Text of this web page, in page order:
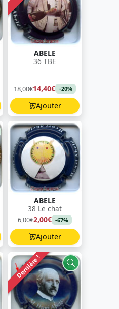
ABELE
36 TBE
18,00€14,40€ -20%
Ajouter
ABELE
38 Le chat
6,00€2,00€ -67%
Ajouter
Dernière !